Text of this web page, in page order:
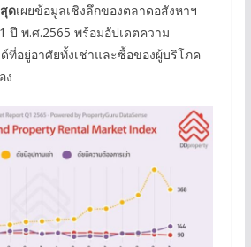
ดเผยข้อมูลเชิงลึกของตลาดอสังหาฯ
ปี พ.ศ.2565 พร้อมอัปเดตความ
ที่อยู่อาศัยทั้งเช่าและซื้อของผู้บริโภค
ง